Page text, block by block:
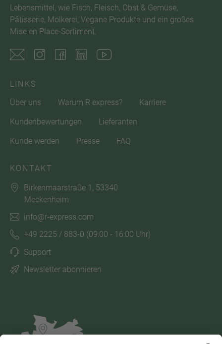
Lebensmittel, wie Fisch, Fleisch, Obst & Gemüse,
Pâtisserie, Molkerei, Vegane Produkte und ein großes
Mise en Place-Sortiment.
LINKS
Über uns
Warum R express? Karriere
Kundenbewertungen Lieferanten
Kunde werden Presse FAQ
KONTAKT
Birkenmaarstraße 1, 53340
Meckenheim
info@r-express.com
+49 2225 / 883-0 (09:00 - 16:00 Uhr)
Support
Newsletter abonnieren